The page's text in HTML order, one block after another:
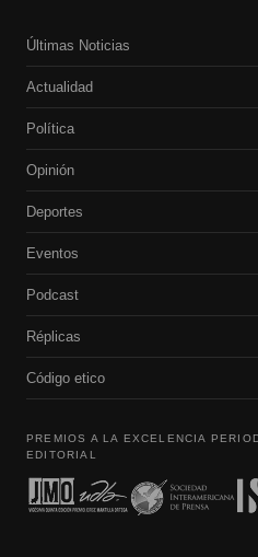
Últimas Noticias
Actualidad
Política
Opinión
Deportes
Eventos
Podcast
Réplicas
Código etico
PREMIOS A LA EXCELENCIA
EDITORIAL